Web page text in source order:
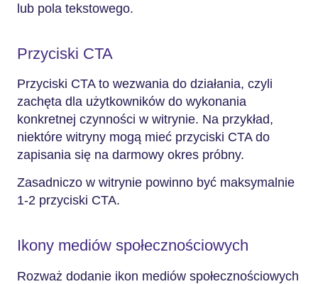
lub pola tekstowego.
Przyciski CTA
Przyciski CTA to wezwania do działania, czyli
zachęta dla użytkowników do wykonania
konkretnej czynności w witrynie. Na przykład,
niektóre witryny mogą mieć przyciski CTA do
zapisania się na darmowy okres próbny.
Zasadniczo w witrynie powinno być maksymalnie
1-2 przyciski CTA.
Ikony mediów społecznościowych
Rozważ dodanie ikon mediów społecznościowych